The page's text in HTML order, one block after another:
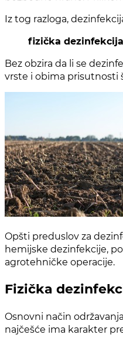
Iz tog razloga,
fizička
Bez obzira da li se
vrste i obima prisutnosti
Opšti preduslov za
hemijske dezinfekcije,
agrotehničke operacije.
Fizička
Osnovni način
najčešće ima karakter